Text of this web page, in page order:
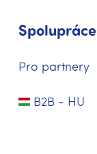
Spolupráce
Pro partnery
B2B - HU